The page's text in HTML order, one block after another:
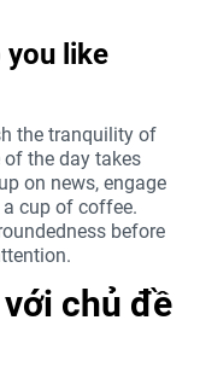
you like
the tranquility of
the day takes
on news, engage
cup of coffee.
before
chủ đề